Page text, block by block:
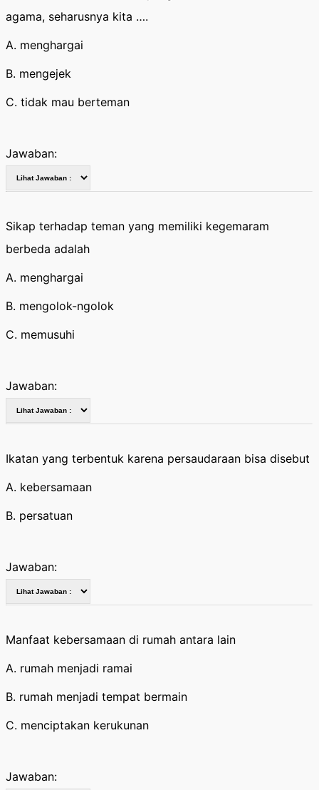
agama, seharusnya kita ….
A. menghargai
B. mengejek
C. tidak mau berteman
Jawaban:
Sikap terhadap teman yang memiliki kegemaram
berbeda adalah
A. menghargai
B. mengolok-ngolok
C. memusuhi
Jawaban:
Ikatan yang terbentuk karena persaudaraan bisa disebut
A. kebersamaan
B. persatuan
Jawaban:
Manfaat kebersamaan di rumah antara lain
A. rumah menjadi ramai
B. rumah menjadi tempat bermain
C. menciptakan kerukunan
Jawaban: